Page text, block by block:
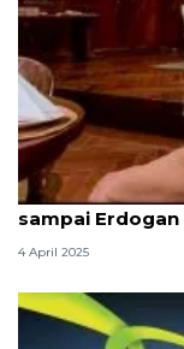
Presiden terima
sampai Erdogan
4 April 2025